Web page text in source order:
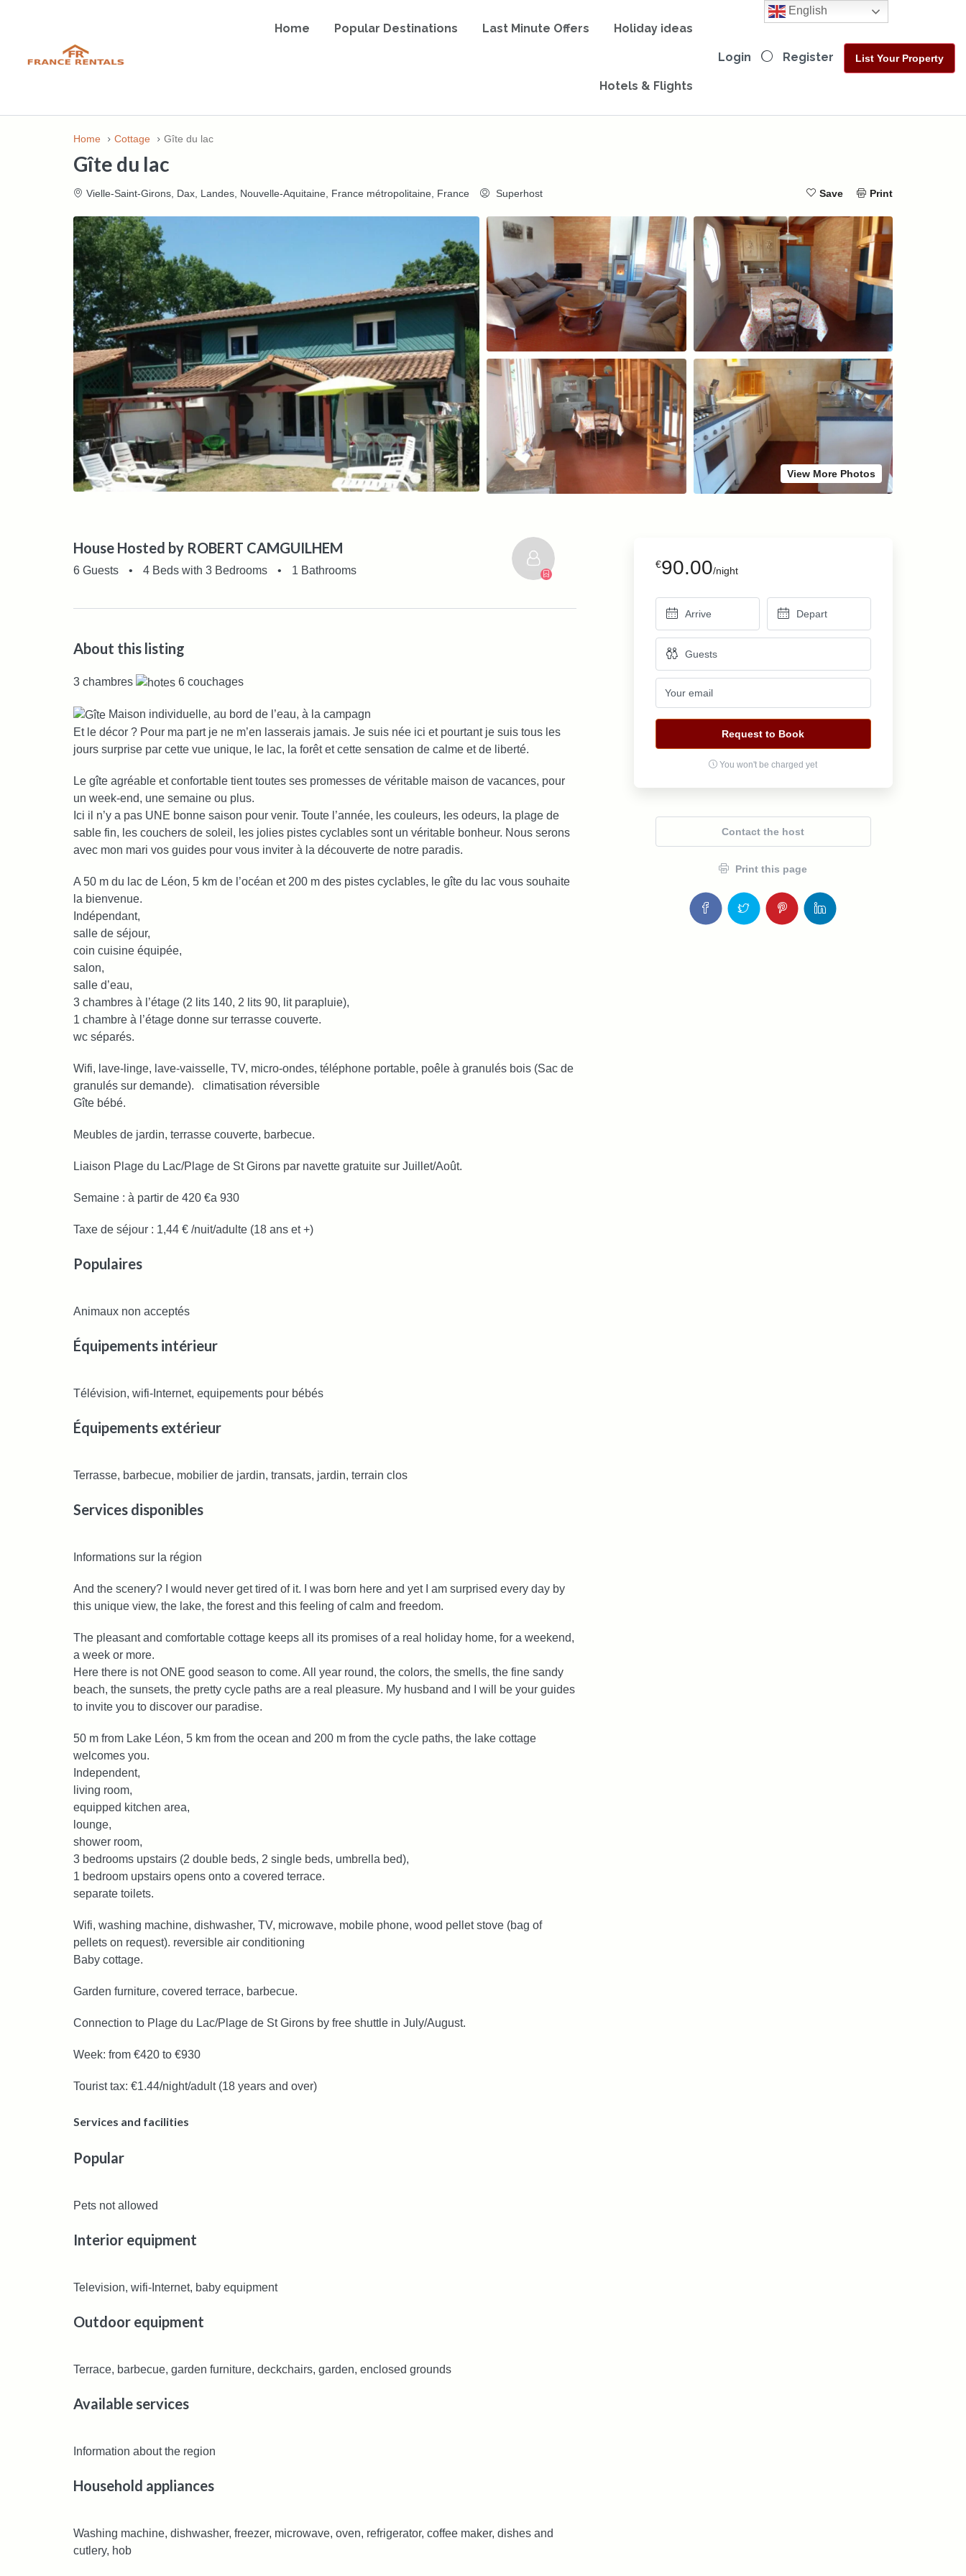
Home Popular Destinations Last Minute Offers Holiday ideas
Hotels & Flights
Login Register List Your Property
Home Cottage Gîte du lac
Gîte du lac
Vielle-Saint-Girons, Dax, Landes, Nouvelle-Aquitaine, France métropolitaine, France Superhost Save Print
View More Photos
House Hosted by ROBERT CAMGUILHEM
6 Guests • 4 Beds with 3 Bedrooms • 1 Bathrooms
About this listing
3 chambres 6 couchages
Maison individuelle, au bord de l’eau, à la campagn
Et le décor ? Pour ma part je ne m’en lasserais jamais. Je suis née ici et pourtant je suis tous les
jours surprise par cette vue unique, le lac, la forêt et cette sensation de calme et de liberté.
Le gîte agréable et confortable tient toutes ses promesses de véritable maison de vacances, pour
un week-end, une semaine ou plus.
Ici il n’y a pas UNE bonne saison pour venir. Toute l’année, les couleurs, les odeurs, la plage de
sable fin, les couchers de soleil, les jolies pistes cyclables sont un véritable bonheur. Nous serons
avec mon mari vos guides pour vous inviter à la découverte de notre paradis.
A 50 m du lac de Léon, 5 km de l’océan et 200 m des pistes cyclables, le gîte du lac vous souhaite
la bienvenue.
Indépendant,
salle de séjour,
coin cuisine équipée,
salon,
salle d’eau,
3 chambres à l’étage (2 lits 140, 2 lits 90, lit parapluie),
1 chambre à l’étage donne sur terrasse couverte.
wc séparés.
Wifi, lave-linge, lave-vaisselle, TV, micro-ondes, téléphone portable, poêle à granulés bois (Sac de
granulés sur demande). climatisation réversible
Gîte bébé.
Meubles de jardin, terrasse couverte, barbecue.
Liaison Plage du Lac/Plage de St Girons par navette gratuite sur Juillet/Août.
Semaine : à partir de 420 €a 930
Taxe de séjour : 1,44 € /nuit/adulte (18 ans et +)
Populaires
Animaux non acceptés
Équipements intérieur
Télévision, wifi-Internet, equipements pour bébés
Équipements extérieur
Terrasse, barbecue, mobilier de jardin, transats, jardin, terrain clos
Services disponibles
Informations sur la région
And the scenery? I would never get tired of it. I was born here and yet I am surprised every day by
this unique view, the lake, the forest and this feeling of calm and freedom.
The pleasant and comfortable cottage keeps all its promises of a real holiday home, for a weekend,
a week or more.
Here there is not ONE good season to come. All year round, the colors, the smells, the fine sandy
beach, the sunsets, the pretty cycle paths are a real pleasure. My husband and I will be your guides
to invite you to discover our paradise.
50 m from Lake Léon, 5 km from the ocean and 200 m from the cycle paths, the lake cottage
welcomes you.
Independent,
living room,
equipped kitchen area,
lounge,
shower room,
3 bedrooms upstairs (2 double beds, 2 single beds, umbrella bed),
1 bedroom upstairs opens onto a covered terrace.
separate toilets.
Wifi, washing machine, dishwasher, TV, microwave, mobile phone, wood pellet stove (bag of
pellets on request). reversible air conditioning
Baby cottage.
Garden furniture, covered terrace, barbecue.
Connection to Plage du Lac/Plage de St Girons by free shuttle in July/August.
Week: from €420 to €930
Tourist tax: €1.44/night/adult (18 years and over)
Services and facilities
Popular
Pets not allowed
Interior equipment
Television, wifi-Internet, baby equipment
Outdoor equipment
Terrace, barbecue, garden furniture, deckchairs, garden, enclosed grounds
Available services
Information about the region
Household appliances
Washing machine, dishwasher, freezer, microwave, oven, refrigerator, coffee maker, dishes and
cutlery, hob
€90.00/night
Request to Book
You won't be charged yet
Contact the host
Print this page
English